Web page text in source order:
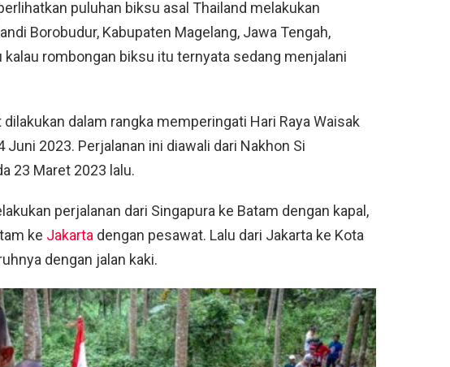
puluhan biksu asal Thailand melakukan
Borobudur, Kabupaten Magelang, Jawa Tengah,
kalau rombongan biksu itu ternyata sedang menjalani
dalam rangka memperingati Hari Raya Waisak
Juni 2023. Perjalanan ini diawali dari Nakhon Si
23 Maret 2023 lalu.
perjalanan dari Singapura ke Batam dengan kapal,
ke Jakarta dengan pesawat. Lalu dari Jakarta ke Kota
dengan jalan kaki.